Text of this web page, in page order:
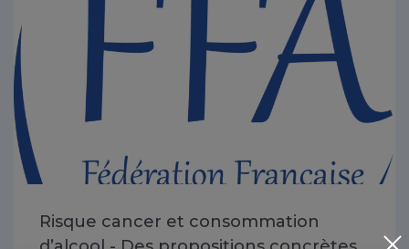
Risque cancer et consommation